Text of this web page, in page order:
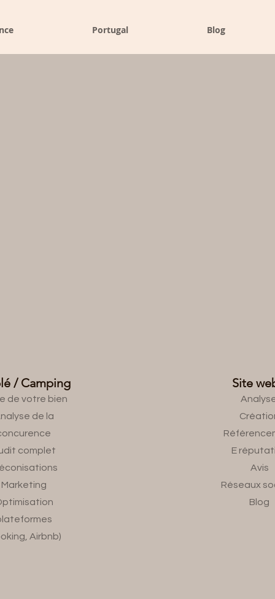
Portugal Blog
/ Camping
de votre bien
de la
complet
Marketing
Airbnb)
Site
E
Avis
Réseaux
Blog